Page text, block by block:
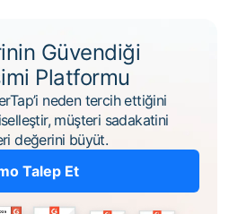
Güvendiği
Platformu
neden tercih ettiğini
müşteri sadakatini
değerini büyüt.
Talep Et